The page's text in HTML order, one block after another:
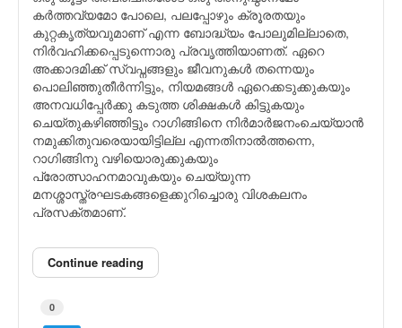
കര്‍ത്തവ്യമോ പോലെ, പലപ്പോഴും ക്രൂരതയും
കുറ്റകൃത്യവുമാണ് എന്ന ബോദ്ധ്യം പോലുമില്ലാതെ,
നിര്‍വഹിക്കപ്പെടുന്നൊരു പ്രവൃത്തിയാണത്. ഏറെ
അക്കാദമിക്ക് സ്വപ്നങ്ങളും ജീവനുകള്‍ തന്നെയും
പൊലിഞ്ഞുതീര്‍ന്നിട്ടും, നിയമങ്ങള്‍ ഏറെക്കടുക്കുകയും
അനവധിപ്പേര്‍ക്കു കടുത്ത ശിക്ഷകള്‍ കിട്ടുകയും
ചെയ്തുകഴിഞ്ഞിട്ടും റാഗിങ്ങിനെ നിര്‍മാര്‍ജനംചെയ്യാന്‍
നമുക്കിതുവരെയായിട്ടില്ല എന്നതിനാല്‍ത്തന്നെ,
റാഗിങ്ങിനു വഴിയൊരുക്കുകയും
പ്രോത്സാഹനമാവുകയും ചെയ്യുന്ന
മനശ്ശാസ്ത്രഘടകങ്ങളെക്കുറിച്ചൊരു വിശകലനം
പ്രസക്തമാണ്.
Continue reading
0